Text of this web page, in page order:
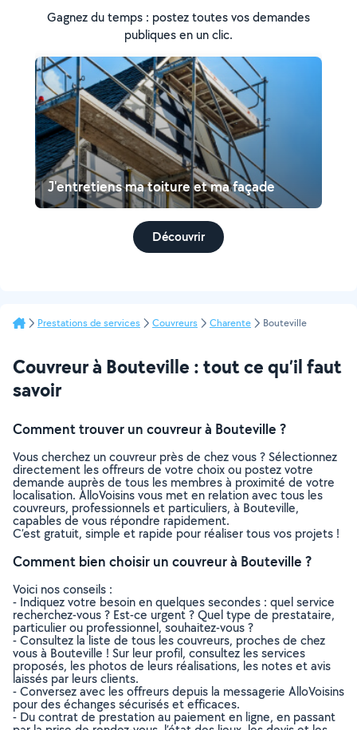
Gagnez du temps : postez toutes vos demandes
publiques en un clic.
J'entretiens ma toiture et ma façade
Découvrir
Prestations de services Couvreurs Charente Bouteville
Couvreur à Bouteville : tout ce qu’il faut
savoir
Comment trouver un couvreur à Bouteville ?
Vous cherchez un couvreur près de chez vous ? Sélectionnez
directement les offreurs de votre choix ou postez votre
demande auprès de tous les membres à proximité de votre
localisation. AlloVoisins vous met en relation avec tous les
couvreurs, professionnels et particuliers, à Bouteville,
capables de vous répondre rapidement.
C’est gratuit, simple et rapide pour réaliser tous vos projets !
Comment bien choisir un couvreur à Bouteville ?
Voici nos conseils :
- Indiquez votre besoin en quelques secondes : quel service
recherchez-vous ? Est-ce urgent ? Quel type de prestataire,
particulier ou professionnel, souhaitez-vous ?
- Consultez la liste de tous les couvreurs, proches de chez
vous à Bouteville ! Sur leur profil, consultez les services
proposés, les photos de leurs réalisations, les notes et avis
laissés par leurs clients.
- Conversez avec les offreurs depuis la messagerie AlloVoisins
pour des échanges sécurisés et efficaces.
- Du contrat de prestation au paiement en ligne, en passant